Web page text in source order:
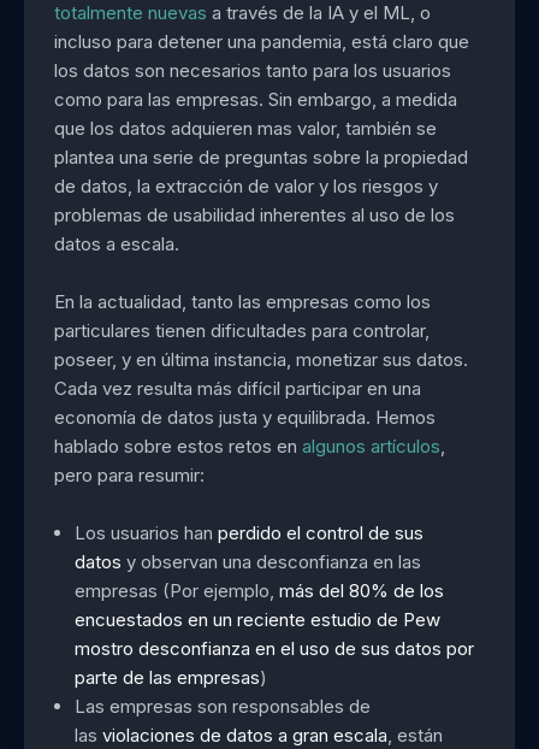
totalmente nuevas a través de la IA y el ML, o
incluso para detener una pandemia, está claro que
los datos son necesarios tanto para los usuarios
como para las empresas. Sin embargo, a medida
que los datos adquieren mas valor, también se
plantea una serie de preguntas sobre la propiedad
de datos, la extracción de valor y los riesgos y
problemas de usabilidad inherentes al uso de los
datos a escala.
En la actualidad, tanto las empresas como los
particulares tienen dificultades para controlar,
poseer, y en última instancia, monetizar sus datos.
Cada vez resulta más difícil participar en una
economía de datos justa y equilibrada. Hemos
hablado sobre estos retos en algunos artículos,
pero para resumir:
Los usuarios hanperdido el control de sus
datos y observan una desconfianza en las
empresas (Por ejemplo,más del 80% de los
encuestados en un reciente estudio de Pew
mostro desconfianza en el uso de sus datos por
parte de las empresas)
Las empresas son responsables de
lasviolaciones de datos a gran escala, están